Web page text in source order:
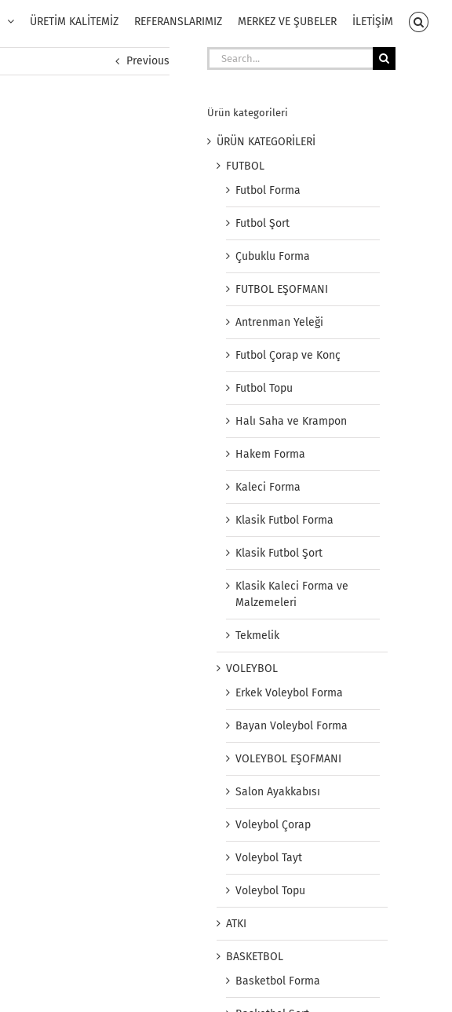
ÜRETİM KALİTEMİZ REFERANSLARIMIZ MERKEZ VE ŞUBELER İLETİŞİM
Previous
Search
for:
Ürün kategorileri
ÜRÜN KATEGORİLERİ
FUTBOL
Futbol Forma
Futbol Şort
Çubuklu Forma
FUTBOL EŞOFMANI
Antrenman Yeleği
Futbol Çorap ve Konç
Futbol Topu
Halı Saha ve Krampon
Hakem Forma
Kaleci Forma
Klasik Futbol Forma
Klasik Futbol Şort
Klasik Kaleci Forma ve
Malzemeleri
Tekmelik
VOLEYBOL
Erkek Voleybol Forma
Bayan Voleybol Forma
VOLEYBOL EŞOFMANI
Salon Ayakkabısı
Voleybol Çorap
Voleybol Tayt
Voleybol Topu
ATKI
BASKETBOL
Basketbol Forma